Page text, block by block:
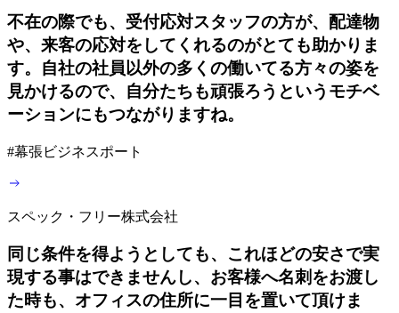
不在の際でも、受付応対スタッフの方が、配達物
や、来客の応対をしてくれるのがとても助かりま
す。自社の社員以外の多くの働いてる方々の姿を
見かけるので、自分たちも頑張ろうというモチベ
ーションにもつながりますね。
#幕張ビジネスポート
スペック・フリー株式会社
同じ条件を得ようとしても、これほどの安さで実
現する事はできませんし、お客様へ名刺をお渡し
た時も、オフィスの住所に一目を置いて頂けま